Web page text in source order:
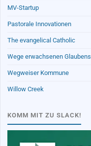
MV-Startup
Pastorale Innovationen
The evangelical Catholic
Wege erwachsenen Glaubens
Wegweiser Kommune
Willow Creek
KOMM MIT ZU SLACK!